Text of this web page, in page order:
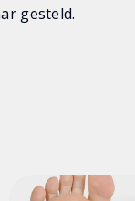
gesteld.